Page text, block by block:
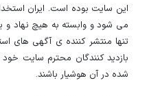
این سایت بوده است. ایران
می شود و وابسته به هیچ نهاد و
تنها منتشر کننده ی آگهی های
بازدید کنندگان محترم سایت
شده در آن هوشیار باشند.